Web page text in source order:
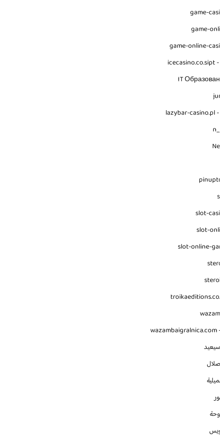
game-
game-
game-online-
icecasino.co.sipt
IT
lazybar-casino.pl
slot-
slot-
slot-online-
wazambaigralnica.com